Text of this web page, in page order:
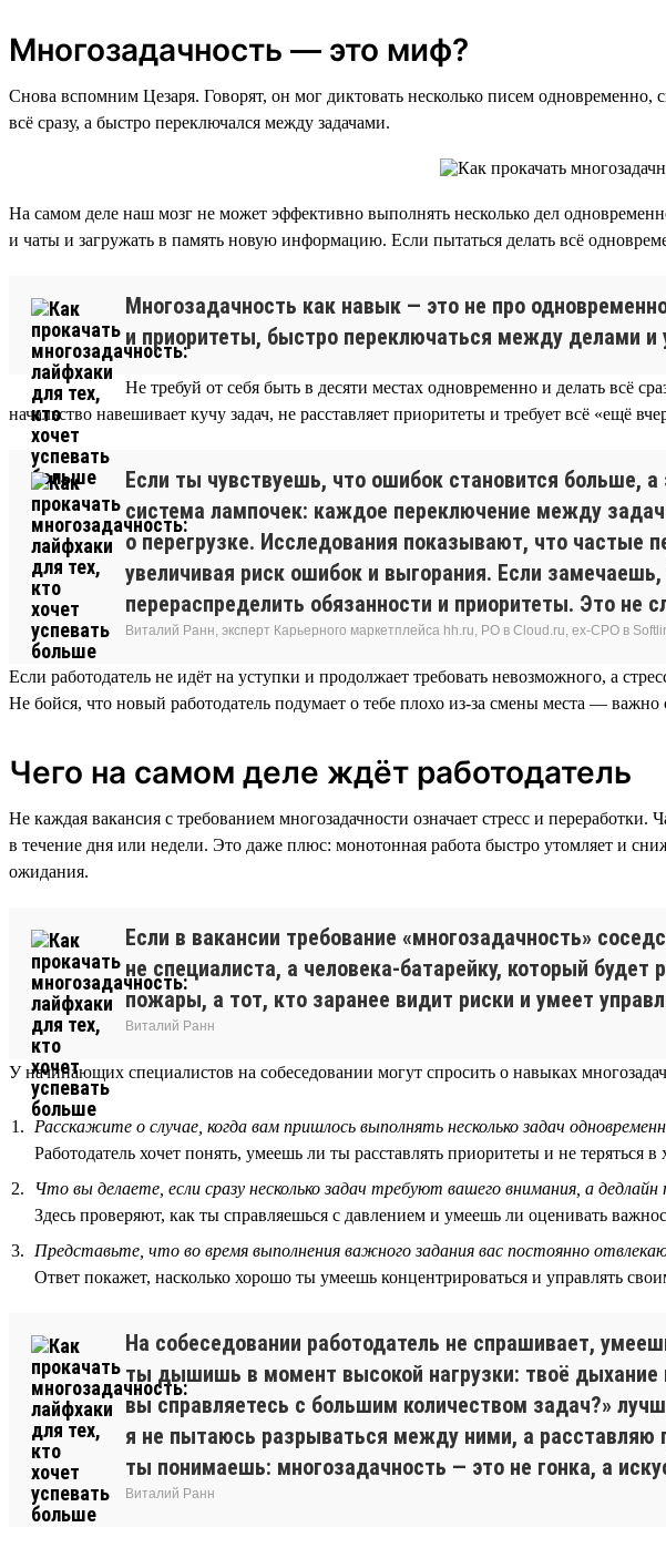
Многозадачность — это миф?
Снова вспомним Цезаря. Говорят, он мог диктовать несколько писем
всё сразу, а быстро переключался между задачами.
На самом деле наш мозг не может эффективно выполнять несколько дел
и чаты и загружать в память новую информацию. Если пытаться делать всё
Многозадачность как навык — это не про
и приоритеты, быстро переключаться между делами
Не требуй от себя быть в десяти местах одновременно и делать всё
начальство навешивает кучу задач, не расставляет приоритеты и требует всё
Если ты чувствуешь, что ошибок становится больше,
система лампочек: каждое переключение между
о перегрузке. Исследования показывают, что частые
увеличивая риск ошибок и выгорания. Если
перераспределить обязанности и приоритеты. Это не
Виталий Ранн, эксперт Карьерного маркетплейса hh.ru, PO в Cloud.ru, ex-CPO в
Если работодатель не идёт на уступки и продолжает требовать невозможного, а
Не бойся, что новый работодатель подумает о тебе плохо из-за смены места —
Чего на самом деле ждёт работодатель
Не каждая вакансия с требованием многозадачности означает стресс и
в течение дня или недели. Это даже плюс: монотонная работа быстро утомляет и
ожидания.
Если в вакансии требование «многозадачность»
не специалиста, а человека-батарейку, который
пожары, а тот, кто заранее видит риски и умеет
Виталий Ранн
У начинающих специалистов на собеседовании могут спросить о навыках
Расскажите о случае, когда вам пришлось выполнять несколько задач
Работодатель хочет понять, умеешь ли ты расставлять приоритеты и не теряться в
Что вы делаете, если сразу несколько задач требуют вашего внимания, а
Здесь проверяют, как ты справляешься с давлением и умеешь ли оценивать
Представьте, что во время выполнения важного задания вас постоянно
Ответ покажет, насколько хорошо ты умеешь концентрироваться и управлять
На собеседовании работодатель не спрашивает,
ты дышишь в момент высокой нагрузки: твоё
вы справляетесь с большим количеством задач?»
я не пытаюсь разрываться между ними, а расставляю
ты понимаешь: многозадачность — это не гонка, а
Виталий Ранн